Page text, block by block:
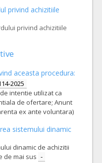
privind achizitiile
privind achizitiile
aceasta procedura:
2025
intentie utilizat ca
de ofertare; Anunt
ex ante voluntara)
sistemului dinamic
dinamic de achizitii
de mai sus -